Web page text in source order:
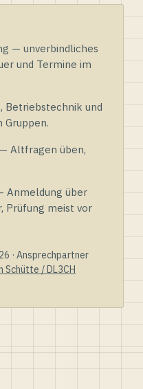
— unverbindliches
und Termine im
Betriebstechnik und
Altfragen üben,
Anmeldung über
Prüfung meist vor
· Ansprechpartner
Schütte / DL3CH